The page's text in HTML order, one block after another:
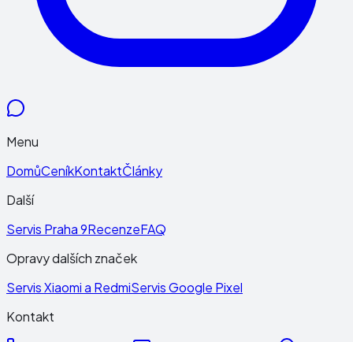
Menu
DomůCeníkKontaktČlánky
Další
Servis Praha 9RecenzeFAQ
Opravy dalších značek
Servis Xiaomi a RedmiServis Google Pixel
Kontakt